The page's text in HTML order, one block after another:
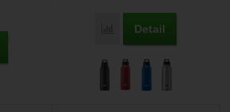
Porovnat
Detail